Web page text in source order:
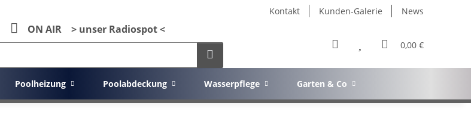
Kontakt Kunden-Galerie News
ON AIR > unser Radiospot <
0,00 €
Poolheizung Poolabdeckung Wasserpflege Garten & Co